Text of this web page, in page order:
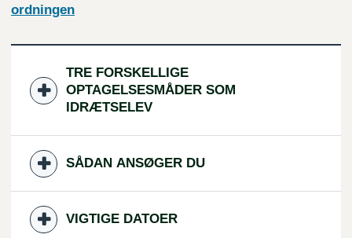
ordningen
TRE FORSKELLIGE
OPTAGELSESMÅDER SOM
IDRÆTSELEV
SÅDAN ANSØGER DU
VIGTIGE DATOER